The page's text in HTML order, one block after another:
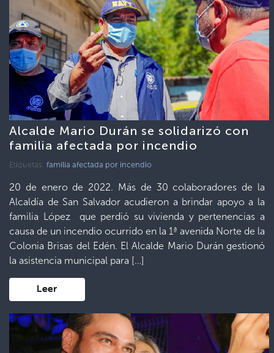
Alcalde Mario Durán se solidarizó con
familia afectada por incendio
Etiquetas: familia afectada por incendio
20 de enero de 2022. Más de 30 colaboradores de la
Alcaldía de San Salvador acudieron a brindar apoyo a la
familia López que perdió su vivienda y pertenencias a
causa de un incendio ocurrido en la 1ª avenida Norte de la
Colonia Brisas del Edén. El Alcalde Mario Durán gestionó
la asistencia municipal para […]
Leer